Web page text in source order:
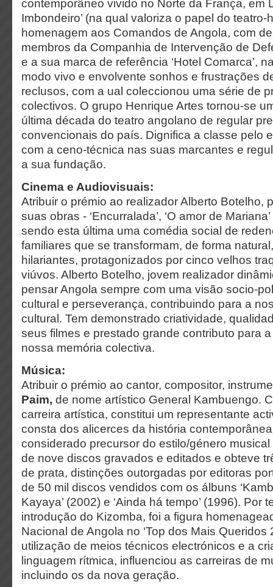
contemporâneo vivido no Norte da França, em
Imbondeiro’ (na qual valoriza o papel do teatro-
homenagem aos Comandos de Angola, com
membros da Companhia de Intervenção de
e a sua marca de referência ‘Hotel Comarca’,
modo vivo e envolvente sonhos e frustrações
reclusos, com a ual coleccionou uma série de
colectivos. O grupo Henrique Artes tornou-se
última década do teatro angolano de regular
convencionais do país. Dignifica a classe pelo
com a ceno-técnica nas suas marcantes e
a sua fundação.
Cinema e Audiovisuais:
Atribuir o prémio ao realizador Alberto Botelho,
suas obras - ‘Encurralada’, ‘O amor de
sendo esta última uma comédia social de
familiares que se transformam, de forma
hilariantes, protagonizados por cinco velhos
viúvos. Alberto Botelho, jovem realizador
pensar Angola sempre com uma visão socio-
cultural e perseverança, contribuindo para a
cultural. Tem demonstrado criatividade,
seus filmes e prestado grande contributo para
nossa memória colectiva.
Música:
Atribuir o prémio ao cantor, compositor,
Paim, de nome artístico General Kambuengo.
carreira artística, constitui um representante
consta dos alicerces da história
considerado precursor do estilo/género
de nove discos gravados e editados e obteve
de prata, distinções outorgadas por editoras
de 50 mil discos vendidos com os álbuns
Kayaya’ (2002) e ‘Ainda há tempo’ (1996). Por
introdução do Kizomba, foi a figura
Nacional de Angola no ‘Top dos Mais Queridos
utilização de meios técnicos electrónicos e a
linguagem rítmica, influenciou as carreiras de
incluindo os da nova geração.